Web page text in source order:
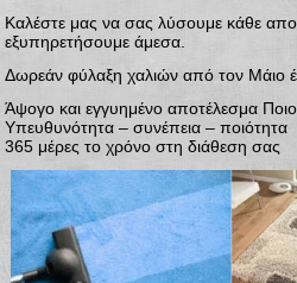
Καλέστε μας να σας λύσουμε κάθε
εξυπηρετήσουμε άμεσα.
Δωρεάν φύλαξη χαλιών από τον Μάιο
Άψογο και εγγυημένο αποτέλεσμα
Υπευθυνότητα – συνέπεια – ποιότητα
365 μέρες το χρόνο στη διάθεση σας